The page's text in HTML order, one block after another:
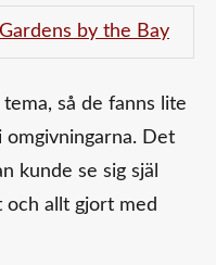
så de fanns lite
omgivningarna. Det
kunde se sig själ
och allt gjort med